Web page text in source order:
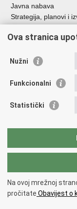
Javna nabava
Strategija, planovi i
Vlada RH
ASOO
CARNET
Copyright © 2026
korištenjaIzjava o
Ova stranica
Nužni
Funkcionalni
Statistički
Na ovoj mrežnoj
pročitate Obavijest o